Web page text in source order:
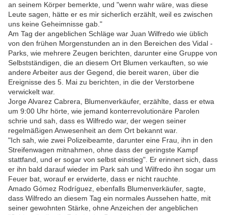
an seinem Körper bemerkte, und "wenn wahr wäre, was diese
Leute sagen, hätte er es mir sicherlich erzählt, weil es zwischen
uns keine Geheimnisse gab."
Am Tag der angeblichen Schläge war Juan Wilfredo wie üblich
von den frühen Morgenstunden an in den Bereichen des Vidal -
Parks, wie mehrere Zeugen berichten, darunter eine Gruppe von
Selbstständigen, die an diesem Ort Blumen verkauften, so wie
andere Arbeiter aus der Gegend, die bereit waren, über die
Ereignisse des 5. Mai zu berichten, in die der Verstorbene
verwickelt war.
Jorge Alvarez Cabrera, Blumenverkäufer, erzählte, dass er etwa
um 9:00 Uhr hörte, wie jemand konterrevolutionäre Parolen
schrie und sah, dass es Wilfredo war, der wegen seiner
regelmäßigen Anwesenheit an dem Ort bekannt war.
"Ich sah, wie zwei Polizeibeamte, darunter eine Frau, ihn in den
Streifenwagen mitnahmen, ohne dass der geringste Kampf
stattfand, und er sogar von selbst einstieg". Er erinnert sich, dass
er ihn bald darauf wieder im Park sah und Wilfredo ihn sogar um
Feuer bat, worauf er erwiderte, dass er nicht rauchte.
Amado Gómez Rodríguez, ebenfalls Blumenverkäufer, sagte,
dass Wilfredo an diesem Tag ein normales Aussehen hatte, mit
seiner gewohnten Stärke, ohne Anzeichen der angeblichen